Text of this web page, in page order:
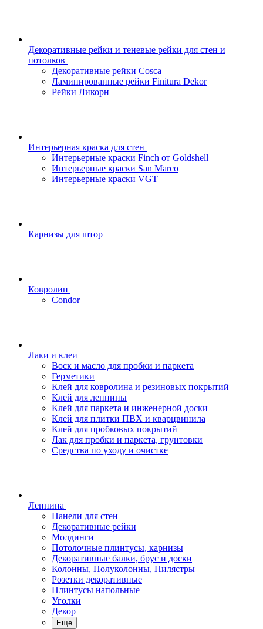
Декоративные рейки и теневые рейки для стен и
потолков
Декоративные рейки Cosca
Ламинированные рейки Finitura Dekor
Рейки Ликорн
Интерьерная краска для стен
Интерьерные краски Finch от Goldshell
Интерьерные краски San Marco
Интерьерные краски VGT
Карнизы для штор
Ковролин
Condor
Лаки и клеи
Воск и масло для пробки и паркета
Герметики
Клей для ковролина и резиновых покрытий
Клей для лепнины
Клей для паркета и инженерной доски
Клей для плитки ПВХ и кварцвинила
Клей для пробковых покрытий
Лак для пробки и паркета, грунтовки
Средства по уходу и очистке
Лепнина
Панели для стен
Декоративные рейки
Молдинги
Потолочные плинтусы, карнизы
Декоративные балки, брус и доски
Колонны, Полуколонны, Пилястры
Розетки декоративные
Плинтусы напольные
Уголки
Декор
Еще